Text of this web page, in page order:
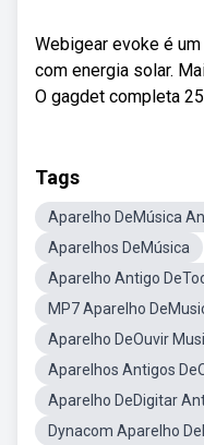
Webigear evoke é
com energia solar.
O gagdet completa
Tags
Aparelho DeMúsica
Aparelhos DeMúsica
Aparelho Antigo
MP7 Aparelho
Aparelho DeOuvir
Aparelhos Antigos
Aparelho DeDigitar
Dynacom Aparelho